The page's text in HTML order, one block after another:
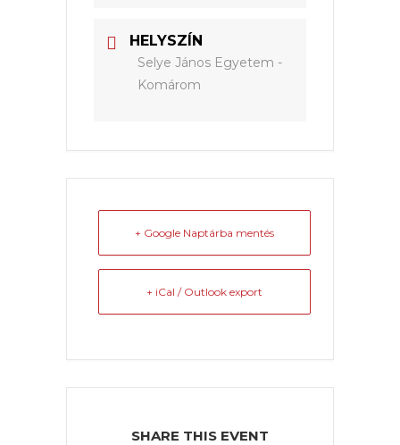
HELYSZÍN
Selye János Egyetem -
Komárom
+ Google Naptárba mentés
+ iCal / Outlook export
SHARE THIS EVENT